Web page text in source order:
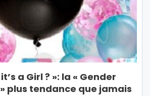
a Girl ? »: la « Gender
plus tendance que jamais